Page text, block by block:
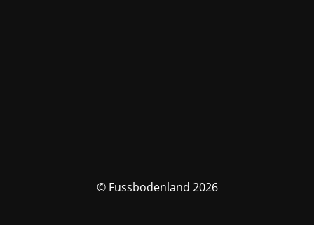
© Fussbodenland 2026